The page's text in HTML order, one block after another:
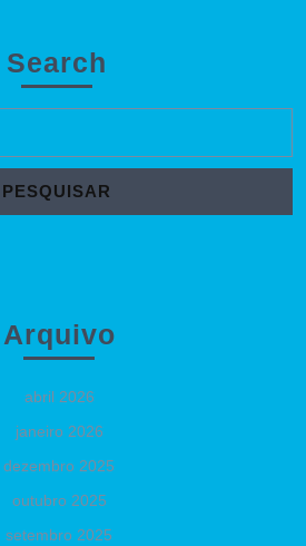
Search
Arquivo
abril 2026
janeiro 2026
dezembro 2025
outubro 2025
setembro 2025